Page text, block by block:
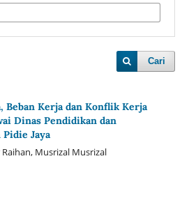
Cari
Beban Kerja dan Konflik Kerja
Dinas Pendidikan dan
Pidie Jaya
Musrizal Musrizal